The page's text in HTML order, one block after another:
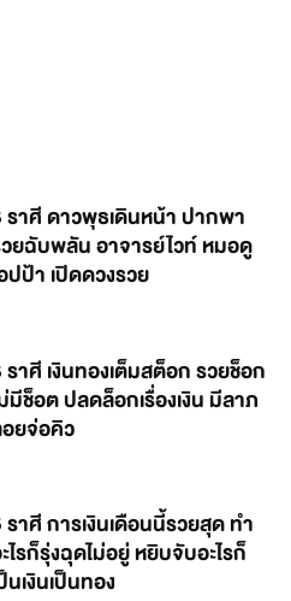
ราศี ดาวพุธเดินหน้า ปากพา
ยฉับพลัน อาจารย์ไวท์ หมอดู
ปป้า เปิดดวงรวย
ราศี เงินทองเต็มสต็อก รวยช็อก
มีช็อต ปลดล็อกเรื่องเงิน มีลาภ
ยจ่อคิว
ราศี การเงินเดือนนี้รวยสุด ทำ
ไรก็รุ่งฉุดไม่อยู่ หยิบจับอะไรก็
นเงินเป็นทอง